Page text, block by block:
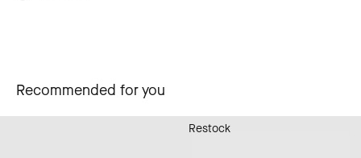
Recommended for you
Restock